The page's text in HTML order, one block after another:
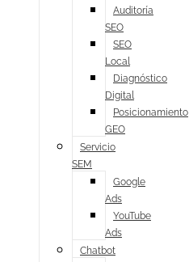
Auditoría
SEO
SEO
Local
Diagnóstico
Digital
Posicionamiento
GEO
Servicio
SEM
Google
Ads
YouTube
Ads
Chatbot